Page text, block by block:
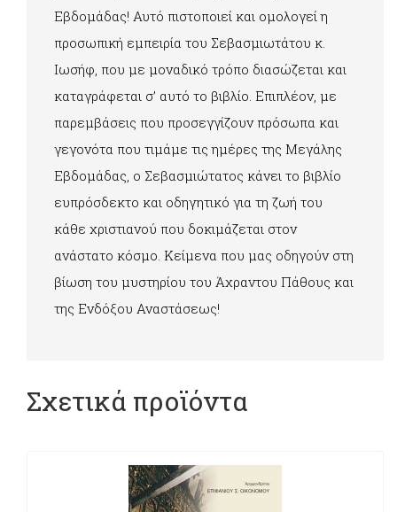
Εβδομάδας! Αυτό πιστοποιεί και ομολογεί η
προσωπική εμπειρία του Σεβασμιωτάτου κ.
Ιωσήφ, που με μοναδικό τρόπο διασώζεται και
καταγράφεται σ’ αυτό το βιβλίο. Επιπλέον, με
παρεμβάσεις που προσεγγίζουν πρόσωπα και
γεγονότα που τιμάμε τις ημέρες της Μεγάλης
Εβδομάδας, ο Σεβασμιώτατος κάνει το βιβλίο
ευπρόσδεκτο και οδηγητικό για τη ζωή του
κάθε χριστιανού που δοκιμάζεται στον
ανάστατο κόσμο. Κείμενα που μας οδηγούν στη
βίωση του μυστηρίου του Άχραντου Πάθους και
της Ενδόξου Αναστάσεως!
Σχετικά προϊόντα